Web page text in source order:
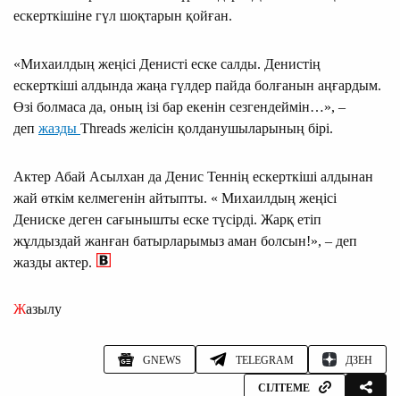
ескерткішіне гүл шоқтарын қойған.
«Михаилдың жеңісі Денисті еске салды. Денистің
ескерткіші алдында жаңа гүлдер пайда болғанын аңғардым.
Өзі болмаса да, оның ізі бар екенін сезгендеймін…», –
деп жазды Threads желісін қолданушыларының бірі.
Актер Абай Асылхан да Денис Теннің ескерткіші алдынан
жай өткім келмегенін айтыпты. « Михаилдың жеңісі
Дениске деген сағынышты еске түсірді. Жарқ етіп
жұлдыздай жанған батырларымыз аман болсын!», – деп
жазды актер.
Жазылу
GNEWS TELEGRAM ДЗЕН
СІЛТЕМЕ